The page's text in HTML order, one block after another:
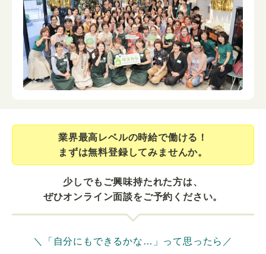
業界最⾼レベルの時給で働ける！
まずは無料登録してみませんか。
少しでもご興味持たれた方は、
ぜひオンライン面談をご予約ください。
＼「自分にもできるかな…」って思ったら／